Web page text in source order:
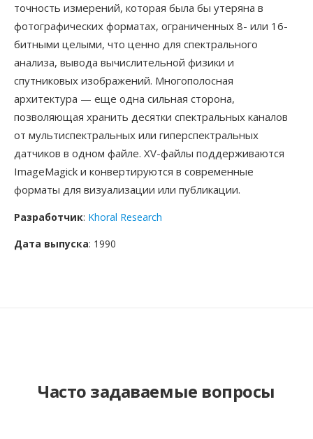
точность измерений, которая была бы утеряна в
фотографических форматах, ограниченных 8- или 16-
битными целыми, что ценно для спектрального
анализа, вывода вычислительной физики и
спутниковых изображений. Многополосная
архитектура — еще одна сильная сторона,
позволяющая хранить десятки спектральных каналов
от мультиспектральных или гиперспектральных
датчиков в одном файле. XV-файлы поддерживаются
ImageMagick и конвертируются в современные
форматы для визуализации или публикации.
Разработчик: Khoral Research
Дата выпуска: 1990
Часто задаваемые вопросы